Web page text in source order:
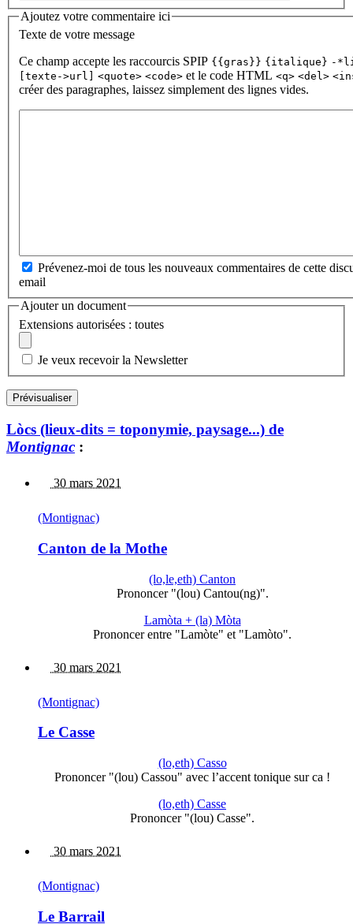
Ajoutez votre commentaire ici
Texte de votre message
Ce champ accepte les raccourcis SPIP {{gras}} {italique} -
[texte->url]
<quote> <code> et le code HTML <q> <del>
créer des paragraphes, laissez simplement des lignes vides.
Prévenez-moi de tous les nouveaux commentaires de cette
email
Ajouter un document
Extensions autorisées : toutes
Je veux recevoir la Newsletter
Lòcs (lieux-dits = toponymie, paysage...) de
Montignac :
30 mars 2021
(Montignac)
Canton de la Mothe
(lo,le,eth) Canton
Prononcer "(lou) Cantou(ng)".
Lamòta + (la) Mòta
Prononcer entre "Lamòte" et "Lamòto".
30 mars 2021
(Montignac)
Le Casse
(lo,eth) Casso
Prononcer "(lou) Cassou" avec l’accent tonique sur ca !
(lo,eth) Casse
Prononcer "(lou) Casse".
30 mars 2021
(Montignac)
Le Barrail